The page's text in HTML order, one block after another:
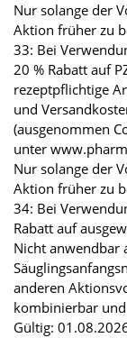
Nur solange der
Aktion früher zu
33: Bei
20 % Rabatt auf
rezeptpflichtige
und
(ausgenommen
unter
Nur solange der
Aktion früher zu
34: Bei
Rabatt auf
Nicht anwendbar
anderen
kombinierbar
Gültig: